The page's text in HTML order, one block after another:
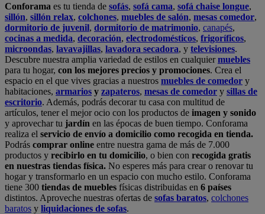
Conforama es tu tienda de sofás, sofá cama, sofá chaise longue,
sillón, sillón relax, colchones, muebles de salón, mesas comedor,
dormitorio de juvenil, dormitorio de matrimonio, canapés,
cocinas a medida, decoración, electrodomésticos, frigoríficos,
microondas, lavavajillas, lavadora secadora, y televisiones.
Descubre nuestra amplia variedad de estilos en cualquiermuebles
para tu hogar, con los mejores precios y promociones. Crea el
espacio en el que vives gracias a nuestros muebles de comedor y
habitaciones, armarios y zapateros, mesas de comedor y sillas de
escritorio. Además, podrás decorar tu casa con multitud de
artículos, tener el mejor ocio con los productos de imagen y sonido
y aprovechar tu jardín en las épocas de buen tiempo. Conforama
realiza el servicio de envío a domicilio como recogida en tienda.
Podrás comprar online entre nuestra gama de más de 7.000
productos y recibirlo en tu domicilio, o bien con recogida gratis
en nuestras tiendas física. No esperes más para crear o renovar tu
hogar y transformarlo en un espacio con mucho estilo. Conforama
tiene 300 tiendas de muebles físicas distribuidas en 6 países
distintos. Aproveche nuestras ofertas de sofas baratos, colchones
baratos y liquidaciones de sofas.